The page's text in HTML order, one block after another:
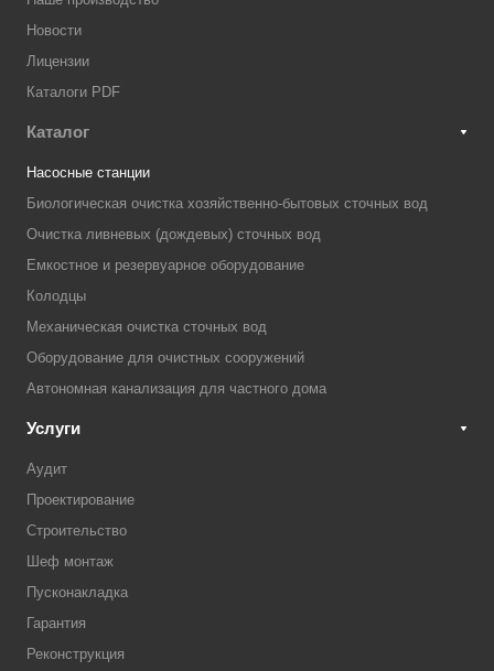
Новости
Лицензии
Каталоги PDF
Каталог
Насосные станции
Биологическая очистка хозяйственно-бытовых сточных вод
Очистка ливневых (дождевых) сточных вод
Емкостное и резервуарное оборудование
Колодцы
Механическая очистка сточных вод
Оборудование для очистных сооружений
Автономная канализация для частного дома
Услуги
Аудит
Проектирование
Строительство
Шеф монтаж
Пусконакладка
Гарантия
Реконструкция